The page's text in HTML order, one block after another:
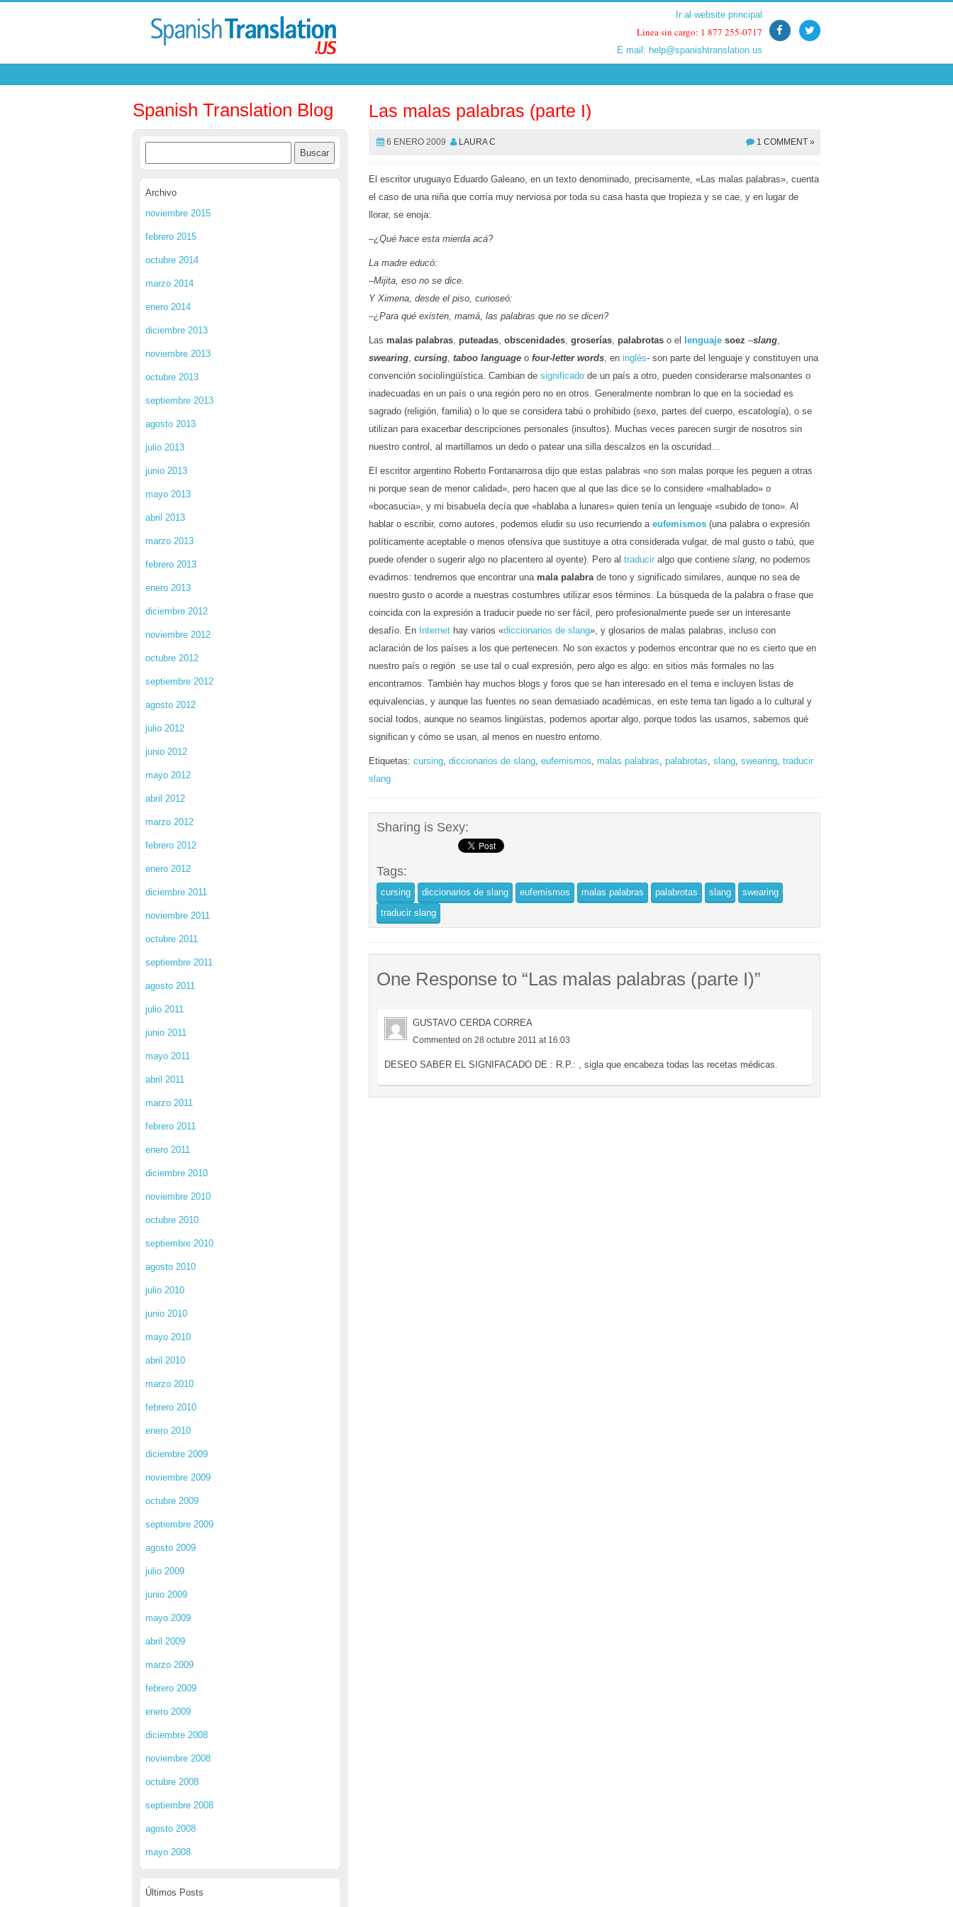
Ir al website principal
Linea sin cargo: 1 877 255-0717
E mail: help@spanishtranslation.us
Ir al website principal
Linea sin cargo: 1 877 255-0717
E mail: help@spanishtranslation.us
Spanish Translation Blog
Archivo
noviembre 2015
febrero 2015
octubre 2014
marzo 2014
enero 2014
diciembre 2013
noviembre 2013
octubre 2013
septiembre 2013
agosto 2013
julio 2013
junio 2013
mayo 2013
abril 2013
marzo 2013
febrero 2013
enero 2013
diciembre 2012
noviembre 2012
octubre 2012
septiembre 2012
agosto 2012
julio 2012
junio 2012
mayo 2012
abril 2012
marzo 2012
febrero 2012
enero 2012
diciembre 2011
noviembre 2011
octubre 2011
septiembre 2011
agosto 2011
julio 2011
junio 2011
mayo 2011
abril 2011
marzo 2011
febrero 2011
enero 2011
diciembre 2010
noviembre 2010
octubre 2010
septiembre 2010
agosto 2010
julio 2010
junio 2010
mayo 2010
abril 2010
marzo 2010
febrero 2010
enero 2010
diciembre 2009
noviembre 2009
octubre 2009
septiembre 2009
agosto 2009
julio 2009
junio 2009
mayo 2009
abril 2009
marzo 2009
febrero 2009
enero 2009
diciembre 2008
noviembre 2008
octubre 2008
septiembre 2008
agosto 2008
mayo 2008
Últimos Posts
Las malas palabras (parte I)
6 ENERO 2009 LAURA C 1 COMMENT »
El escritor uruguayo Eduardo Galeano, en un texto denominado, precisamente, «Las malas palabras», cuenta
el caso de una niña que corría muy nerviosa por toda su casa hasta que tropieza y se cae, y en lugar de
llorar, se enoja:
–¿Qué hace esta mierda acá?
La madre educó:
–Mijita, eso no se dice.
Y Ximena, desde el piso, curioseó:
–¿Para qué existen, mamá, las palabras que no se dicen?
Las malas palabras, puteadas,obscenidades,groserías, palabrotas o el lenguaje soez–slang,
swearing,cursing,taboo language ofour-letter words, eninglés- son parte del lenguaje y constituyen una
convención sociolíngüística. Cambian designificado de un país a otro, pueden considerarse malsonantes o
inadecuadas en un país o una región pero no en otros. Generalmente nombran lo que en la sociedad es
sagrado (religión, familia) o lo que se considera tabú o prohibido (sexo, partes del cuerpo, escatología), o se
utilizan para exacerbar descripciones personales (insultos). Muchas veces parecen surgir de nosotros sin
nuestro control, al martillarnos un dedo o patear una silla descalzos en la oscuridad…
El escritor argentino Roberto Fontanarrosa dijo que estas palabras «no son malas porque les peguen a otras
ni porque sean de menor calidad», pero hacen que al que las dice se lo considere «malhablado» o
«bocasucia», y mi bisabuela decía que «hablaba a lunares» quien tenía un lenguaje «subido de tono». Al
hablar o escribir, como autores, podemos eludir su uso recurriendo aeufemismos (una palabra o expresión
políticamente aceptable o menos ofensiva que sustituye a otra considerada vulgar, de mal gusto o tabú, que
puede ofender o sugerir algo no placentero al oyente). Pero altraducir algo que contieneslang, no podemos
evadirnos: tendremos que encontrar una mala palabrade tono y significado similares, aunque no sea de
nuestro gusto o acorde a nuestras costumbres utilizar esos términos. La búsqueda de la palabra o frase que
coincida con la expresión a traducir puede no ser fácil, pero profesionalmente puede ser un interesante
desafío. En Internet hay varios «diccionarios de slang», y glosarios de malas palabras, incluso con
aclaración de los países a los que pertenecen. No son exactos y podemos encontrar que no es cierto que en
nuestro país o región se use tal o cual expresión, pero algo es algo: en sitios más formales no las
encontramos. También hay muchos blogs y foros que se han interesado en el tema e incluyen listas de
equivalencias, y aunque las fuentes no sean demasiado académicas, en este tema tan ligado a lo cultural y
social todos, aunque no seamos lingüistas, podemos aportar algo, porque todos las usamos, sabemos qué
significan y cómo se usan, al menos en nuestro entorno.
Etiquetas:cursing,diccionarios de slang,eufemismos,malas palabras,palabrotas,slang,swearing,traducir
slang
Sharing is Sexy:
Tags:
cursing diccionarios de slang eufemismos malas palabras palabrotas slang
swearing
traducir slang
One Response to “Las malas palabras (parte I)”
GUSTAVO CERDA CORREA
Commented on 28 octubre 2011 at 16:03
DESEO SABER EL SIGNIFACADO DE : R.P.: , sigla que encabeza todas las recetas médicas.